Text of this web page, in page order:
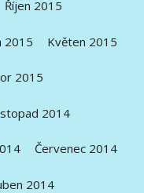
Říjen 2015
2015 Květen 2015
2015
2014
Červenec 2014
2014